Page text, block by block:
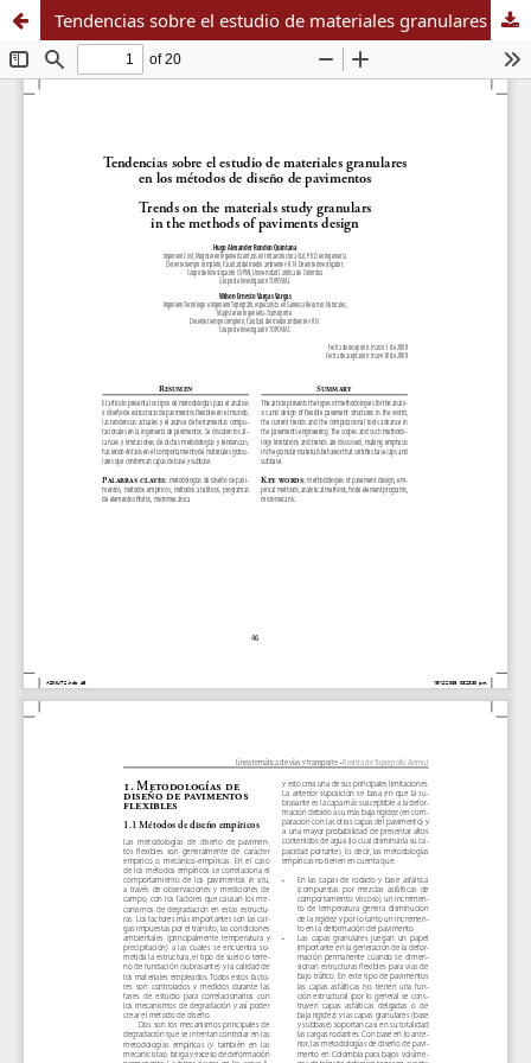
Tendencias sobre el estudio de materiales granulares en los métodos de diseño de pavimentos